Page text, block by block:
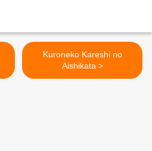
Kuroneko Kareshi no
Aishikata >